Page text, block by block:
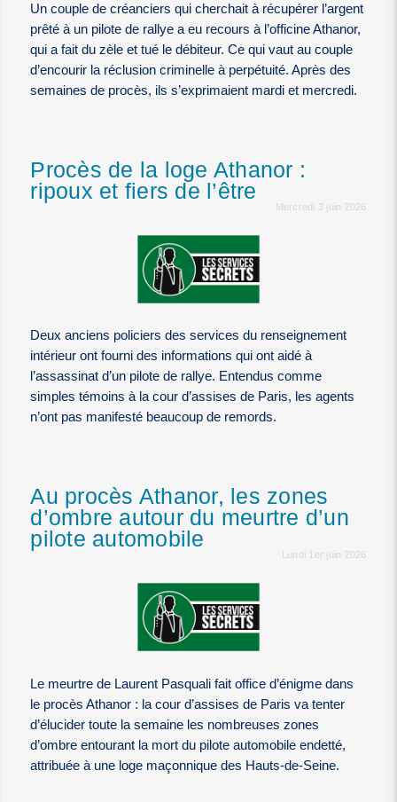
Un couple de créanciers qui cherchait à récupérer l’argent
prêté à un pilote de rallye a eu recours à l’officine Athanor,
qui a fait du zèle et tué le débiteur. Ce qui vaut au couple
d’encourir la réclusion criminelle à perpétuité. Après des
semaines de procès, ils s’exprimaient mardi et mercredi.
Procès de la loge Athanor :
ripoux et fiers de l’être
Mercredi 3 juin 2026
Deux anciens policiers des services du renseignement
intérieur ont fourni des informations qui ont aidé à
l’assassinat d’un pilote de rallye. Entendus comme
simples témoins à la cour d’assises de Paris, les agents
n’ont pas manifesté beaucoup de remords.
Au procès Athanor, les zones
d’ombre autour du meurtre d’un
pilote automobile
Lundi 1er juin 2026
Le meurtre de Laurent Pasquali fait office d’énigme dans
le procès Athanor : la cour d’assises de Paris va tenter
d’élucider toute la semaine les nombreuses zones
d’ombre entourant la mort du pilote automobile endetté,
attribuée à une loge maçonnique des Hauts-de-Seine.